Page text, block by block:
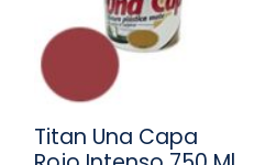
Titan Una Capa